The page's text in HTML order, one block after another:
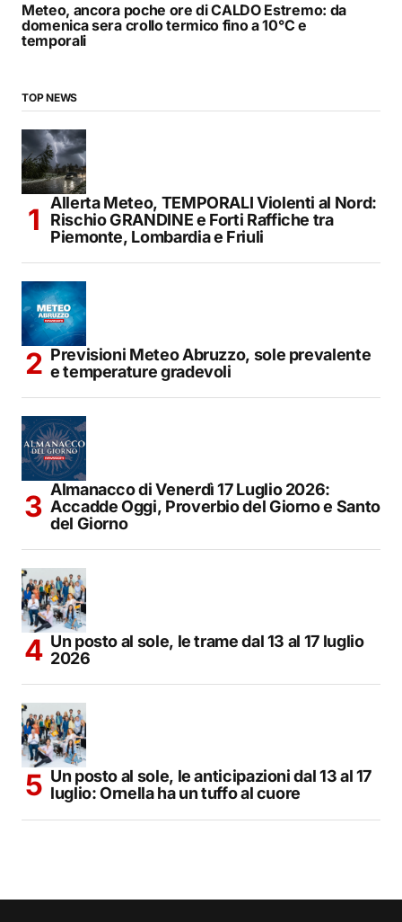
Meteo, ancora poche ore di CALDO Estremo: da
domenica sera crollo termico fino a 10°C e
temporali
TOP NEWS
Allerta Meteo, TEMPORALI Violenti al Nord:
Rischio GRANDINE e Forti Raffiche tra
Piemonte, Lombardia e Friuli
Previsioni Meteo Abruzzo, sole prevalente
e temperature gradevoli
Almanacco di Venerdì 17 Luglio 2026:
Accadde Oggi, Proverbio del Giorno e Santo
del Giorno
Un posto al sole, le trame dal 13 al 17 luglio
2026
Un posto al sole, le anticipazioni dal 13 al 17
luglio: Ornella ha un tuffo al cuore